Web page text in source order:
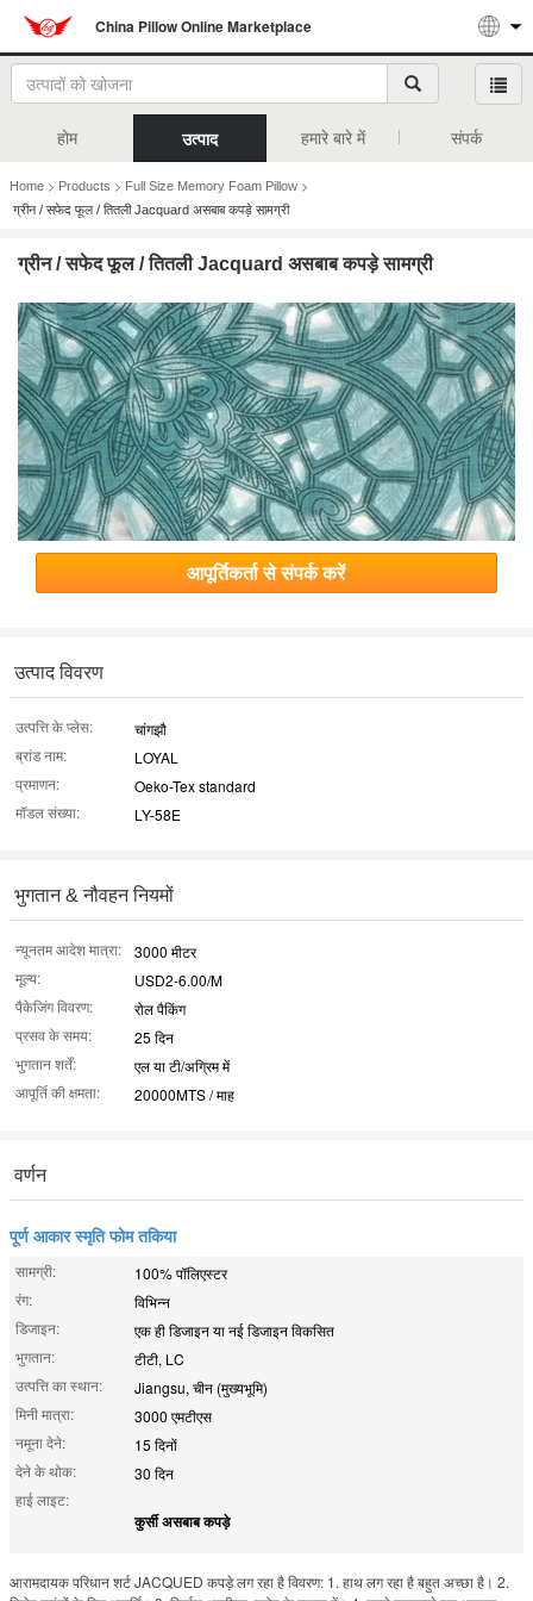
China Pillow Online Marketplace
होम उत्पाद हमारे बारे में संपर्क
Home > Products > Full Size Memory Foam Pillow >
ग्रीन / सफेद फूल / तितली Jacquard असबाब कपड़े सामग्री
ग्रीन / सफेद फूल / तितली Jacquard असबाब कपड़े सामग्री
आपूर्तिकर्ता से संपर्क करें
उत्पाद विवरण
उत्पत्ति के प्लेस:
चांगझौ
ब्रांड नाम:
LOYAL
प्रमाणन:
Oeko-Tex standard
मॉडल संख्या:
LY-58E
भुगतान & नौवहन नियमों
न्यूनतम आदेश मात्रा:
3000 मीटर
मूल्य:
USD2-6.00/M
पैकेजिंग विवरण:
रोल पैकिंग
प्रसव के समय:
25 दिन
भुगतान शर्तें:
एल या टी/अग्रिम में
आपूर्ति की क्षमता:
20000MTS / माह
वर्णन
पूर्ण आकार स्मृति फोम तकिया
सामग्री:
100% पॉलिएस्टर
रंग:
विभिन्न
डिजाइन:
एक ही डिजाइन या नई डिजाइन विकसित
भुगतान:
टीटी, LC
उत्पत्ति का स्थान:
Jiangsu, चीन (मुख्यभूमि)
मिनी मात्रा:
3000 एमटीएस
नमूना देने:
15 दिनों
देने के थोक:
30 दिन
हाई लाइट:
कुर्सी असबाब कपड़े
आरामदायक परिधान शर्ट JACQUED कपड़े लग रहा है विवरण: 1. हाथ लग रहा है बहुत अच्छा है। 2.